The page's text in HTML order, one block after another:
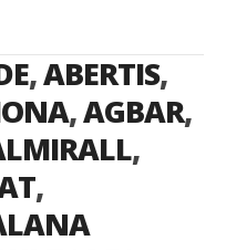
,ABERTIS,
,AGBAR,
,
,